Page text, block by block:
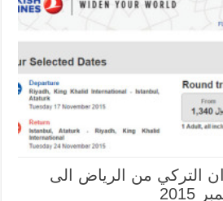
التركي من الرياض الى